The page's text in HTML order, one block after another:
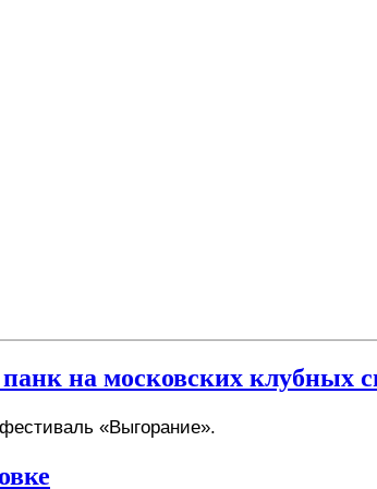
на московских клубных
«Выгорание».